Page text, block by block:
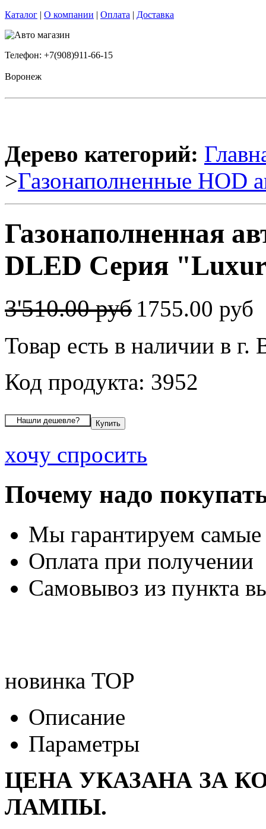
Каталог | О компании | Оплата | Доставка
Телефон: +7(908)911-66-15
Воронеж
Дерево категорий:
>Газонаполненные HOD
Газонаполненная
DLED Серия
3'510.00 руб 1755.00 руб
Товар есть в наличии в г.
Код продукта: 3952
хочу спросить
Почему надо
Мы гарантируем
Оплата при получении
Самовывоз из пункта
новинка TOP
Описание
Параметры
ЦЕНА УКАЗАНА ЗА
ЛАМПЫ.